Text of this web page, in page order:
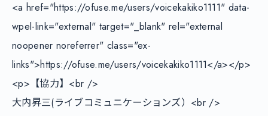
<a href="https://ofuse.me/users/voicekakiko1111" data-
wpel-link="external" target="_blank" rel="external
noopener noreferrer" class="ex-
links">https://ofuse.me/users/voicekakiko1111</a></p>
<p>【協力】<br />
大内昇三(ライブコミュニケーションズ）<br />